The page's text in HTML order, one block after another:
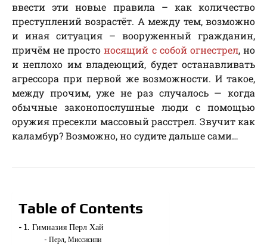
ввести эти новые правила – как количество
преступлений возрастёт. А между тем, возможно
и иная ситуация – вооруженный гражданин,
причём не простоносящий с собой огнестрел, но
и неплохо им владеющий, будет останавливать
агрессора при первой же возможности. И такое,
между прочим, уже не раз случалось — когда
обычные законопослушные люди с помощью
оружия пресекли массовый расстрел. Звучит как
каламбур? Возможно, но судите дальше сами…
Table of Contents
1. Гимназия Перл Хай
Перл, Миссисипи